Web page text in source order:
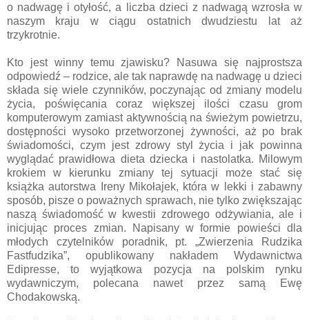
o nadwagę i otyłość, a liczba dzieci z nadwagą wzrosła w
naszym kraju w ciągu ostatnich dwudziestu lat aż
trzykrotnie.
Kto jest winny temu zjawisku? Nasuwa się najprostsza
odpowiedź – rodzice, ale tak naprawdę na nadwagę u dzieci
składa się wiele czynników, poczynając od zmiany modelu
życia, poświęcania coraz większej ilości czasu grom
komputerowym zamiast aktywnością na świeżym powietrzu,
dostępności wysoko przetworzonej żywności, aż po brak
świadomości, czym jest zdrowy styl życia i jak powinna
wyglądać prawidłowa dieta dziecka i nastolatka. Milowym
krokiem w kierunku zmiany tej sytuacji może stać się
książka autorstwa Ireny Mikołajek, która w lekki i zabawny
sposób, pisze o poważnych sprawach, nie tylko zwiększając
naszą świadomość w kwestii zdrowego odżywiania, ale i
inicjując proces zmian. Napisany w formie powieści dla
młodych czytelników poradnik, pt. „Zwierzenia Rudzika
Fastfudzika”, opublikowany nakładem Wydawnictwa
Edipresse, to wyjątkowa pozycja na polskim rynku
wydawniczym, polecana nawet przez samą Ewę
Chodakowską.